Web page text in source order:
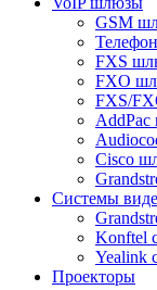
GSM
FXS
FXO
FXS/
Cisco
Системы
Konftel
Yealink
Проекторы